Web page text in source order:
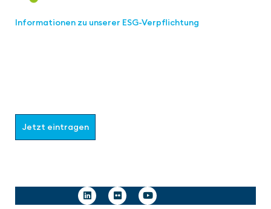
Informationen zu unserer ESG-Verpflichtung
Jetzt eintragen